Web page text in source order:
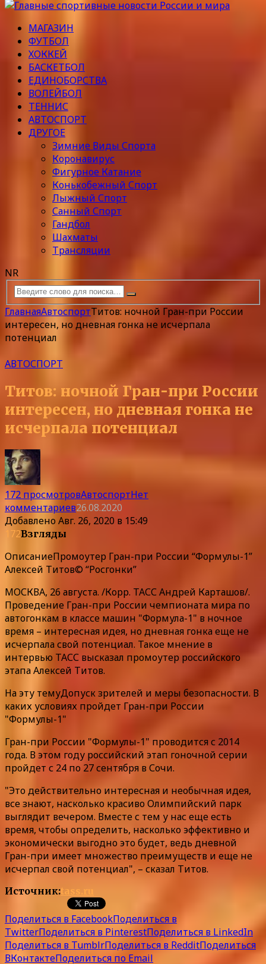
МАГАЗИН
ФУТБОЛ
ХОККЕЙ
БАСКЕТБОЛ
ЕДИНОБОРСТВА
ВОЛЕЙБОЛ
ТЕННИС
АВТОСПОРТ
ДРУГОЕ
Зимние Виды Спорта
Коронавирус
Фигурное Катание
Конькобежный Спорт
Лыжный Спорт
Санный Спорт
Гандбол
Шахматы
Трансляции
NR
ГлавнаяАвтоспортТитов: ночной Гран-при России
интересен, но дневная гонка не исчерпала
потенциал
АВТОСПОРТ
Титов: ночной Гран-при России
интересен, но дневная гонка не
исчерпала потенциал
172 просмотровАвтоспортНет
комментариев26.08.2020
Добавлено Авг. 26, 2020 в 15:49
172Взгляды
ОписаниеПромоутер Гран-при России “Формулы-1”
Алексей Титов© “Росгонки”
МОСКВА, 26 августа. /Корр. ТАСС Андрей Карташов/.
Проведение Гран-при России чемпионата мира по
автогонкам в классе машин "Формула-1" в ночное
время – интересная идея, но дневная гонка еще не
исчерпала свой потенциал. Такое мнение в
интервью ТАСС высказал промоутер российского
этапа Алексей Титов.
На эту темуДопуск зрителей и меры безопасности. В
каких условиях пройдет Гран-при России
"Формулы-1"
Гран-при России "Формулы-1" проводится с 2014
года. В этом году российский этап гоночной серии
пройдет с 24 по 27 сентября в Сочи.
"Это действительно интересная и необычная идея,
все знают, насколько красиво Олимпийский парк
выглядит вечером. Вместе с тем у нас еще есть
время, чтобы определить, насколько эффективно и
экономически выгодно это будет, ведь дневной
Гран-при имеет множество преимуществ и еще не
исчерпал свой потенциал", – сказал Титов.
Источник:tass.ru
Поделиться в FacebookПоделиться в
TwitterПоделиться в PinterestПоделиться в LinkedIn
Поделиться в TumblrПоделиться в RedditПоделиться
ВКонтактеПоделиться по Email